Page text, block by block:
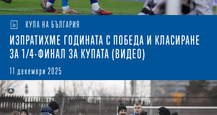
КУПА НА БЪЛГАРИЯ
ИЗПРАТИХМЕ ГОДИНАТА С ПОБЕДА И КЛАСИРАНЕ
ЗА 1/4-ФИНАЛ ЗА КУПАТА (ВИДЕО)
11 декември 2025